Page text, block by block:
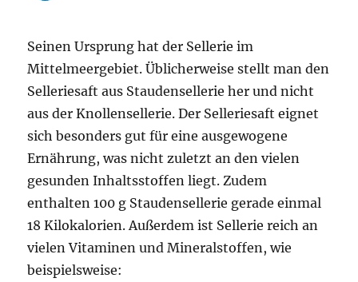
Seinen Ursprung hat der Sellerie im
Mittelmeergebiet. Üblicherweise stellt man den
Selleriesaft aus Staudensellerie her und nicht
aus der Knollensellerie. Der Selleriesaft eignet
sich besonders gut für eine ausgewogene
Ernährung, was nicht zuletzt an den vielen
gesunden Inhaltsstoffen liegt. Zudem
enthalten 100 g Staudensellerie gerade einmal
18 Kilokalorien. Außerdem ist Sellerie reich an
vielen Vitaminen und Mineralstoffen, wie
beispielsweise: